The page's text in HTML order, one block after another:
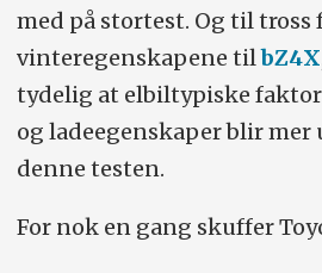
med på stortest. Og til tross
vinteregenskapene tilbZ4X
tydelig at elbiltypiske
og ladeegenskaper blir mer
denne testen.
For nok en gang skuffer